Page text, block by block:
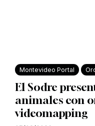
Montevideo Portal
El Sodre
animales con
videomapping